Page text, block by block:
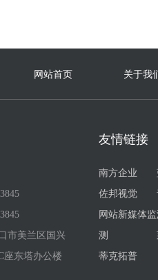
网站首页 关于我
市美兰区国兴
座东塔办公楼
友情链接
南方企业
佐邦视觉
网站新媒体监
测
蒂克拓普